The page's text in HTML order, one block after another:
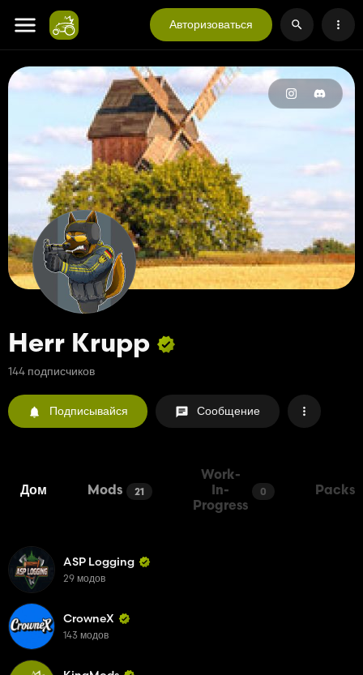
Авторизоваться
Herr Krupp
144 подписчиков
Подписывайся Сообщение
Дом Mods 21
Work-
In-
Progress
0 Packs
ASP Logging
29 модов
CrowneX
143 модов